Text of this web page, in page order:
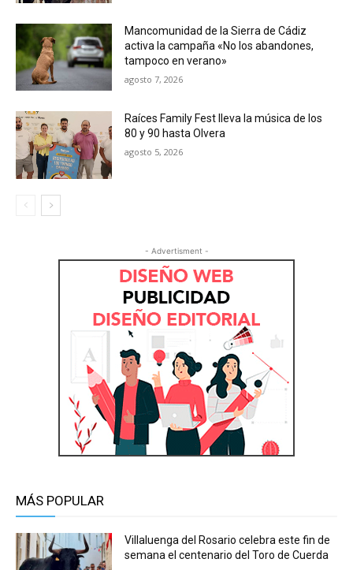
Mancomunidad de la Sierra de Cádiz
activa la campaña «No los abandones,
tampoco en verano»
agosto 7, 2026
Raíces Family Fest lleva la música de los
80 y 90 hasta Olvera
agosto 5, 2026
- Advertisment -
MÁS POPULAR
Villaluenga del Rosario celebra este fin de
semana el centenario del Toro de Cuerda